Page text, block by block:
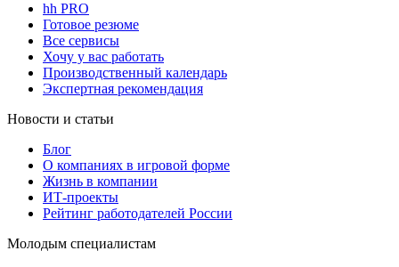
hh PRO
Готовое резюме
Все сервисы
Хочу у вас работать
Производственный календарь
Экспертная рекомендация
Новости и статьи
Блог
О компаниях в игровой форме
Жизнь в компании
ИТ-проекты
Рейтинг работодателей России
Молодым специалистам